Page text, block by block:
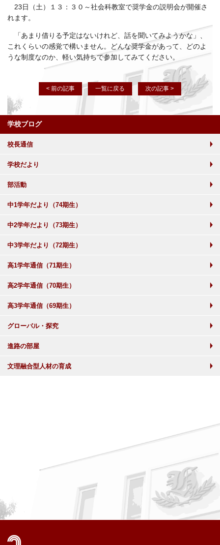
23日（土）１３：３０～社会科教室で奨学金の説明会が開催さ
れます。
「あまり借りる予定はないけれど、話を聞いてみようかな」、
これくらいの感覚で構いません。どんな奨学金があって、どのよ
うな制度なのか、軽い気持ちで参加してみてください。
< 前の記事 一覧に戻る 次の記事 >
学校ブログ
校長通信
学校だより
部活動
中1学年だより（74期生）
中2学年だより（73期生）
中3学年だより（72期生）
高1学年通信（71期生）
高2学年通信（70期生）
高3学年通信（69期生）
グローバル・探究
進路の部屋
文理融合型人材の育成